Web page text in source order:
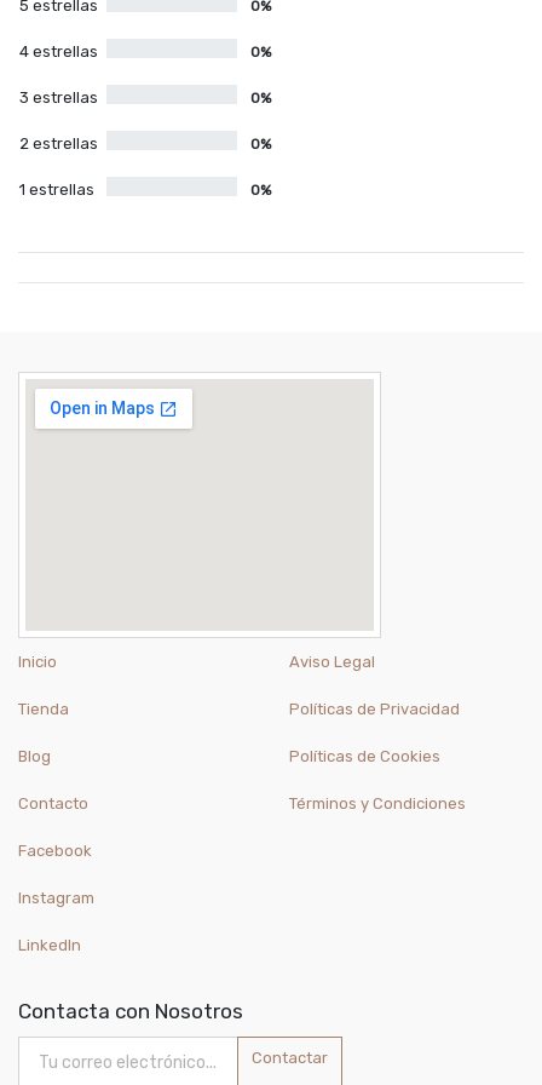
5 estrellas 0%
4 estrellas 0%
3 estrellas 0%
2 estrellas 0%
1 estrellas 0%
Inicio
Tienda
Blog
Contacto
Aviso Legal
Políticas de Privacidad
Políticas de Cookies
Términos y Condiciones
Facebook
Instagram
LinkedIn
Contacta con Nosotros
Contactar